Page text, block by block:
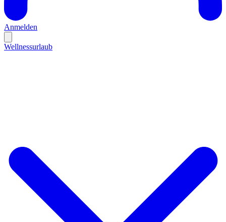
Anmelden
Wellnessurlaub